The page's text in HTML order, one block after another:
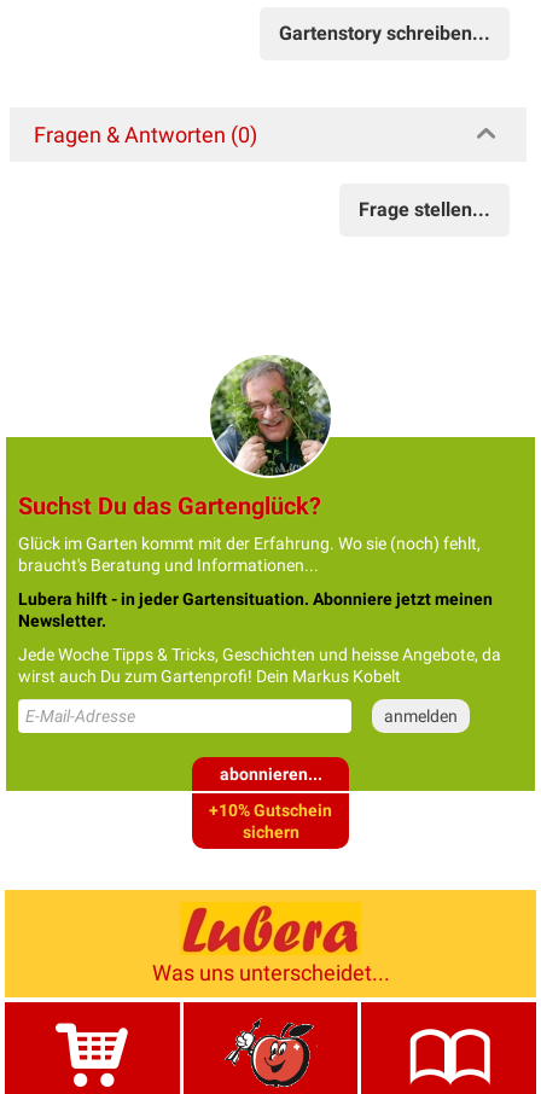
Gartenstory schreiben...
Fragen & Antworten (0)
Frage stellen...
Suchst Du das Gartenglück?
Glück im Garten kommt mit der Erfahrung. Wo sie (noch) fehlt,
braucht's Beratung und Informationen...
Lubera hilft - in jeder Gartensituation. Abonniere jetzt meinen
Newsletter.
Jede Woche Tipps & Tricks, Geschichten und heisse Angebote, da
wirst auch Du zum Gartenprofi! Dein Markus Kobelt
abonnieren...
+10% Gutschein
sichern
Was uns unterscheidet...